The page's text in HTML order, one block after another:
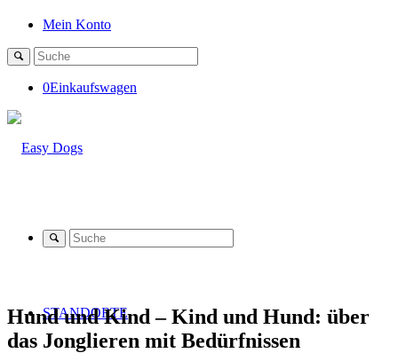
Mein Konto
0Einkaufswagen
STANDORTE
Hund und Kind – Kind und Hund: über
das Jonglieren mit Bedürfnissen